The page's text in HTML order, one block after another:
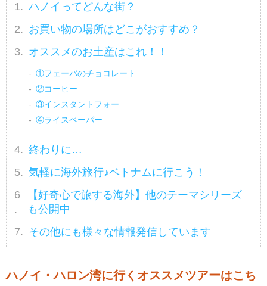
ハノイってどんな街？
お買い物の場所はどこがおすすめ？
オススメのお土産はこれ！！
①フェーバのチョコレート
②コーヒー
③インスタントフォー
④ライスペーパー
終わりに…
気軽に海外旅行♪ベトナムに行こう！
【好奇心で旅する海外】他のテーマシリーズ
も公開中
その他にも様々な情報発信しています
ハノイ・ハロン湾に行くオススメツアーはこち